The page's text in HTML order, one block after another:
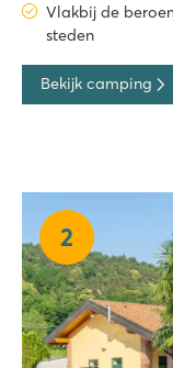
Vlakbij de
steden
Bekijk camping
2